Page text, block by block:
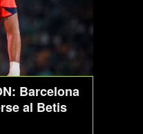
Barcelona
al Betis